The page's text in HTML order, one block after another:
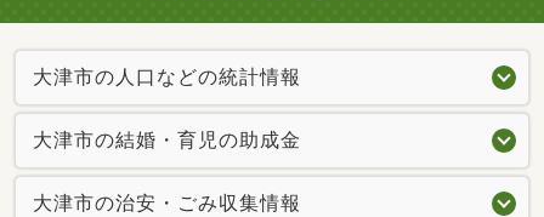
大津市の人口などの統計情報
大津市の結婚・育児の助成金
大津市の治安・ごみ収集情報